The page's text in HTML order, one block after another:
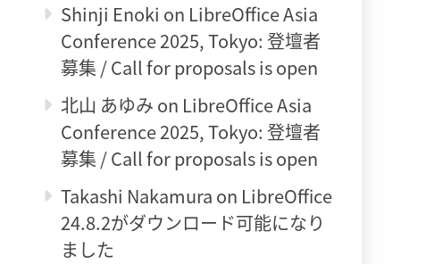
Shinji Enoki on LibreOffice Asia
Conference 2025, Tokyo: 登壇者
募集 / Call for proposals is open
北山 あゆみ on LibreOffice Asia
Conference 2025, Tokyo: 登壇者
募集 / Call for proposals is open
Takashi Nakamura on LibreOffice
24.8.2がダウンロード可能になり
ました